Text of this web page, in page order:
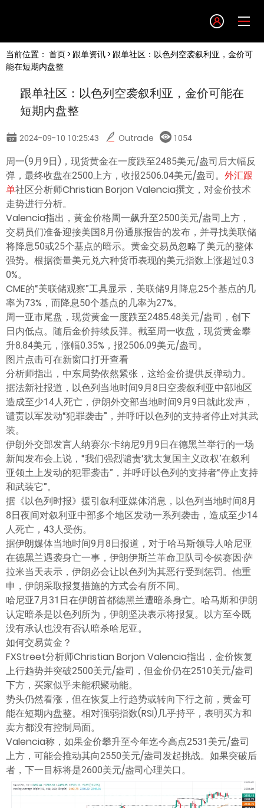
English
简体中文
한글
日本語
Tiếng việt
当前位置： 首页> 跟单资讯> 跟单社区：以色列空袭叙利亚，金价可
能在短期内盘整
跟单社区：以色列空袭叙利亚，金价可能在
短期内盘整
2024-09-10 10:25:43 Outrade 1054
周一(9月9日)，现货黄金在一度跌至2485美元/盎司后大幅反
弹，最终收盘在2500上方，收报2506.04美元/盎司。 外汇跟
单社区分析师Christian Borjon Valencia撰文，对金价技术
走势进行分析。
Valencia指出，黄金价格周一飙升至2500美元/盎司上方，
交易员们准备迎接美国8月份通胀报告的发布，并寻找美联储
将降息50或25个基点的暗示。黄金交易员忽略了美元的整体
强势。根据衡量美元兑六种货币表现的美元指数上涨超过0.3
0%。
CME的“美联储观察”工具显示，美联储9月降息25个基点的几
率为73%，而降息50个基点的几率为27%。
周一亚市尾盘，现货黄金一度跌至2485.48美元/盎司，创下
日内低点。随后金价持续反弹。截至周一收盘，现货黄金攀
升8.84美元，涨幅0.35%，报2506.09美元/盎司。
图片点击可在新窗口打开查看
分析师指出，中东局势依然紧张，这给金价提供反弹动力。
据法新社报道，以色列当地时间9月8日空袭叙利亚中部地区
造成至少14人死亡，伊朗外交部当地时间9月9日就此发声，
谴责以军发动“犯罪袭击”，并呼吁以色列的支持者停止对其武
装。
伊朗外交部发言人纳赛尔·卡纳尼9月9日在德黑兰举行的一场
新闻发布会上说，“我们强烈谴责‘犹太复国主义政权’在叙利
亚领土上发动的犯罪袭击”，并呼吁以色列的支持者“停止支持
和武装它”。
据《以色列时报》援引叙利亚媒体消息，以色列当地时间8月
8日夜间对叙利亚中部多个地区发动一系列袭击，造成至少14
人死亡，43人受伤。
据伊朗媒体当地时间9月8日报道，对于哈马斯领导人哈尼亚
在德黑兰遇袭身亡一事，伊朗伊斯兰革命卫队司令侯赛因·萨
拉米当天表示，伊朗必会让以色列为其恶行受到惩罚。他重
申，伊朗采取报复措施的方式会有所不同。
哈尼亚7月31日在伊朗首都德黑兰遭暗杀身亡。哈马斯和伊朗
认定暗杀是以色列所为，伊朗坚决表示将报复。以方至今既
没有承认也没有否认暗杀哈尼亚。
如何交易黄金？
FXStreet分析师Christian Borjon Valencia指出，金价恢复
上行趋势并突破2500美元/盎司，但金价仍在2510美元/盎司
下方，买家似乎未能积聚动能。
势头仍然看涨，但在恢复上行趋势或转向下行之前，黄金可
能在短期内盘整。相对强弱指数(RSI)几乎持平，表明买方和
卖方都没有控制局面。
Valencia称，如果金价攀升至今年迄今高点2531美元/盎司
上方，可能会推动其向2550美元/盎司发起挑战。如果突破后
者，下一目标将是2600美元/盎司心理关口。